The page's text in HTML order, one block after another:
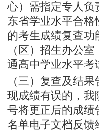
心）需指定专人负
东省学业水平合
的考生成绩复查
（区）招生办公
通高中学业水平考
（三）复查及结
现成绩有误的，我
号将更正后的成绩
名单电子文档反馈